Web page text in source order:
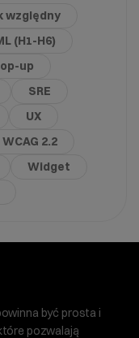
względny
(H1-H6)
up
SRE
UX
WCAG 2.2
Widget
być prosta i
pozwalają